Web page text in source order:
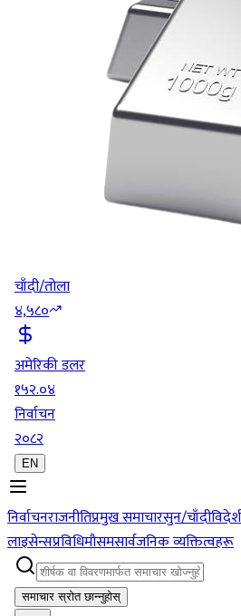
चाँदी/तोला
४,५८०
अमेरिकी डलर
१५२.०४
निर्वाचन
२०८२
EN
निर्वाचनराजनीतिप्रमुख समाचारसुन/चाँदी
लाइसेन्सप्रविधिमौसमसार्वजनिक व्यक्तित्वहरू
समाचार स्रोत छान्नुहोस्